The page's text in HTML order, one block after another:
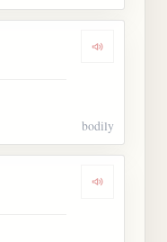
Dengarkan
bodily
Dengarkan